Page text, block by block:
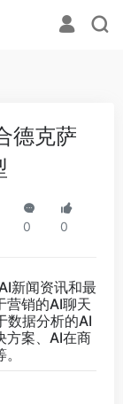
德克萨
0 0
新闻资讯和最
营销的AI聊天
数据分析的AI
方案、AI在商